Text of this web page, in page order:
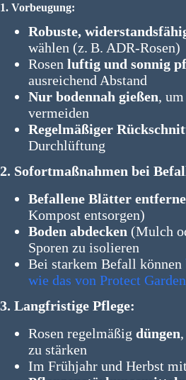
1. Vorbeugung:
Robuste,
wählen (z. B. ADR-Rosen)
Rosen luftig und sonnig
ausreichend Abstand
Nur bodennah gießen,
vermeiden
Regelmäßiger
Durchlüftung
2. Sofortmaßnahmen bei
Befallene Blätter
Kompost entsorgen)
Boden abdecken (Mulch
Sporen zu isolieren
Bei starkem Befall können
wie das von Protect
3. Langfristige Pflege:
Rosen regelmäßig düngen
zu stärken
Im Frühjahr und Herbst mit